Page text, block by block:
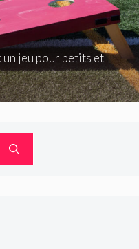
un jeu pour petits et